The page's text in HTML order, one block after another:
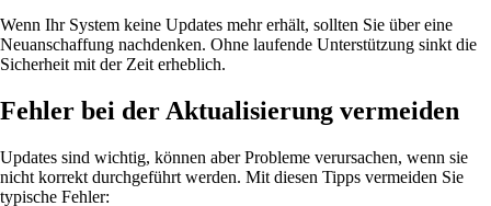
Wenn Ihr System keine Updates mehr erhält, sollten Sie über eine
Neuanschaffung nachdenken. Ohne laufende Unterstützung sinkt die
Sicherheit mit der Zeit erheblich.
Fehler bei der Aktualisierung vermeiden
Updates sind wichtig, können aber Probleme verursachen, wenn sie
nicht korrekt durchgeführt werden. Mit diesen Tipps vermeiden Sie
typische Fehler: